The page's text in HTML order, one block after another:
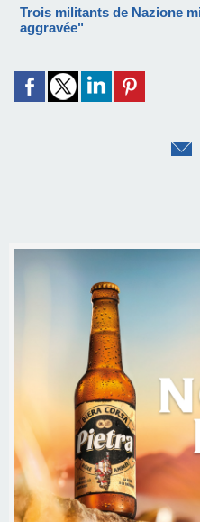
Trois militants de Nazione
aggravée"